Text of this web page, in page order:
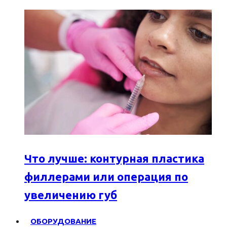
Что лучше: контурная пластика
филлерами или операция по
увеличению губ
ОБОРУДОВАНИЕ